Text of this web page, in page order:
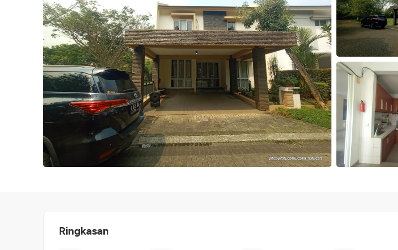
Ringkasan